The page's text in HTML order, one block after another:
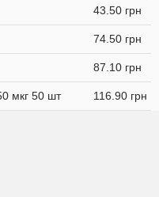
43.50 грн
74.50 грн
87.10 грн
мкг 50 шт 116.90 грн